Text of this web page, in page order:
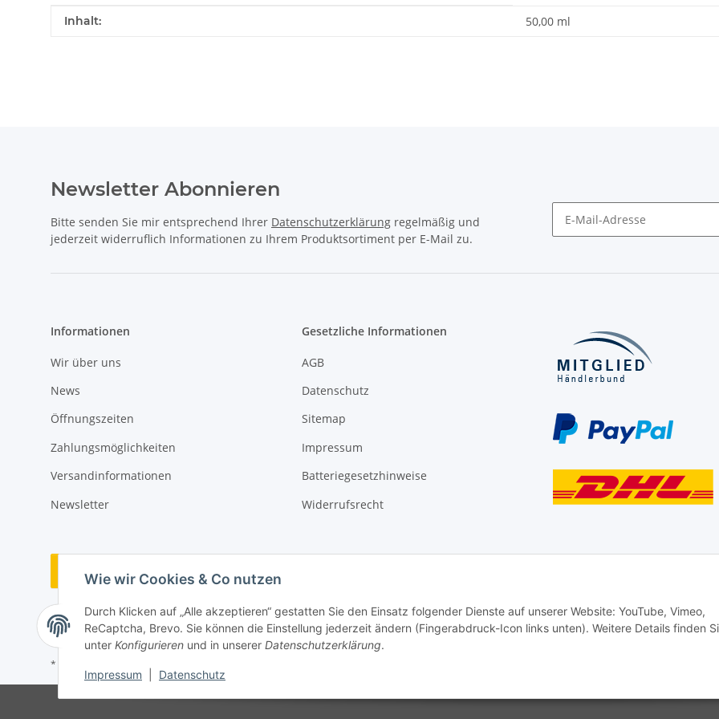
Wie wir Cookies & Co nutzen
Durch Klicken auf „Alle akzeptieren“ gestatten Sie den Einsatz folgender Dienste auf unserer Website: YouTube, Vimeo,
ReCaptcha, Brevo. Sie können die Einstellung jederzeit ändern (Fingerabdruck-Icon links unten). Weitere Details finden
unter Konfigurieren und in unserer Datenschutzerklärung.
Impressum Datenschutz
Produkteigenschaft
Wert
Inhalt: 50,00 ml
Newsletter Abonnieren
Bitte senden Sie mir entsprechend Ihrer Datenschutzerklärung regelmäßig und
jederzeit widerruflich Informationen zu Ihrem Produktsortiment per E-Mail zu.
Informationen
Wir über uns
News
Öffnungszeiten
Zahlungsmöglichkeiten
Versandinformationen
Newsletter
Gesetzliche Informationen
AGB
Datenschutz
Sitemap
Impressum
Batteriegesetzhinweise
Widerrufsrecht
Vertrag widerrufen
* Alle Preise inkl. gesetzlicher USt., zzgl.